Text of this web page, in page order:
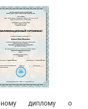
диплому о